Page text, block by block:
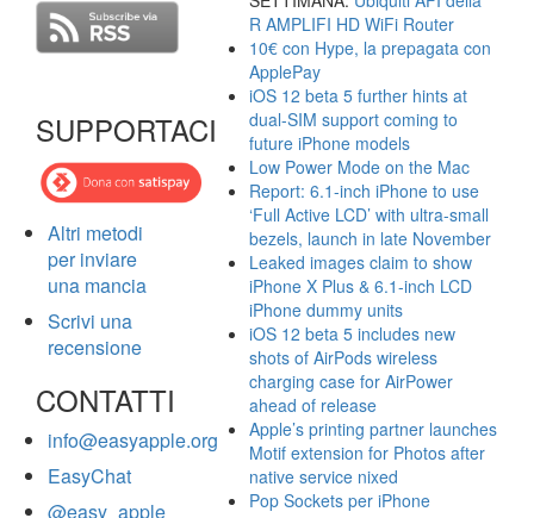
SUPPORTACI
Altri metodi
per inviare
una mancia
Scrivi una
recensione
CONTATTI
info@easyapple.org
EasyChat
@easy_apple
R AMPLIFI HD WiFi Router
10€ con Hype, la prepagata con
ApplePay
iOS 12 beta 5 further hints at
dual-SIM support coming to
future iPhone models
Low Power Mode on the Mac
Report: 6.1-inch iPhone to use
‘Full Active LCD’ with ultra-small
bezels, launch in late November
Leaked images claim to show
iPhone X Plus & 6.1-inch LCD
iPhone dummy units
iOS 12 beta 5 includes new
shots of AirPods wireless
charging case for AirPower
ahead of release
Apple’s printing partner launches
Motif extension for Photos after
native service nixed
Pop Sockets per iPhone